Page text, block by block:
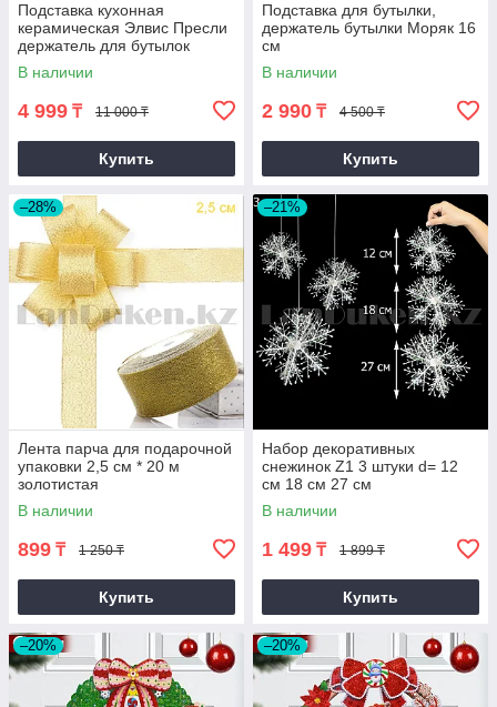
Подставка кухонная
керамическая Элвис Пресли
держатель для бутылок
В наличии
4 999 ₸ 11 000 ₸
Купить
Подставка для бутылки,
держатель бутылки Моряк 16
см
В наличии
2 990 ₸ 4 500 ₸
Купить
–28%
Лента парча для подарочной
упаковки 2,5 см * 20 м
золотистая
В наличии
899 ₸ 1 250 ₸
Купить
–21%
Набор декоративных
снежинок Z1 3 штуки d= 12
см 18 см 27 см
В наличии
1 499 ₸ 1 899 ₸
Купить
–20% –20%